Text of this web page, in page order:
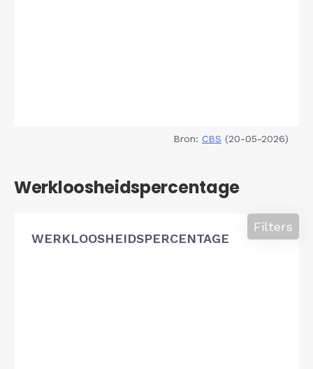
Bron: CBS (20-05-2026)
Werkloosheidspercentage
WERKLOOSHEIDSPERCENTAGE
Filters